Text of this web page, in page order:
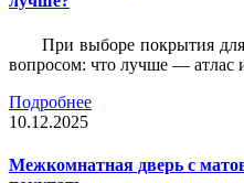
При выборе покрытия
вопросом: что лучше — атлас
Подробнее
10.12.2025
Межкомнатная дверь с